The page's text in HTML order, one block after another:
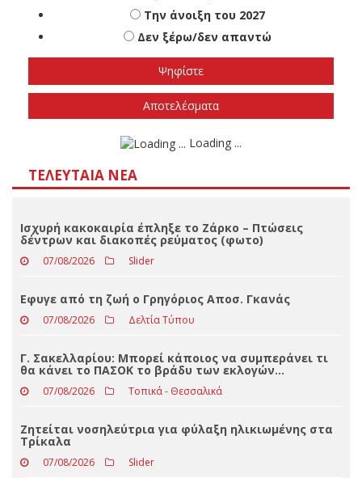
Πότε πιστεύετε ότι θα γίνουν οι εθνικές
εκλογές
Το φθινόπωρο του 2026
Την άνοιξη του 2027
Δεν ξέρω/δεν απαντώ
ΤΕΛΕΥΤΑΊΑ ΝΈΑ
Ισχυρή κακοκαιρία έπληξε το Ζάρκο – Πτώσεις
δέντρων και διακοπές ρεύματος (φωτο)
Eφυγε από τη ζωή ο Γρηγόριος Αποσ. Γκανάς
07/08/2026 Δελτία Τύπου
Γ. Σακελλαρίου: Μπορεί κάποιος να συμπεράνει τι
θα κάνει το ΠΑΣΟΚ το βράδυ των εκλογών…
07/08/2026 Τοπικά - Θεσσαλικά